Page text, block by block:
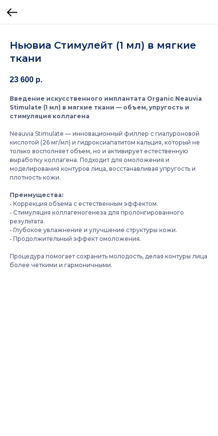
Ньювиа Стимулейт (1 мл) в мягкие
ткани
23 600 р.
Введение искусственного имплантата Organic Neauvia
Stimulate (1 мл) в мягкие ткани — объем, упругость и
стимуляция коллагена
Neauvia Stimulate — инновационный филлер с гиалуроновой
кислотой (26 мг/мл) и гидроксиапатитом кальция, который не
только восполняет объем, но и активирует естественную
выработку коллагена. Подходит для омоложения и
моделирования контуров лица, восстанавливая упругость и
плотность кожи.
Преимущества:
• Коррекция объема с естественным эффектом.
• Стимуляция коллагеногенеза для пролонгированного
результата.
• Глубокое увлажнение и улучшение структуры кожи.
• Продолжительный эффект омоложения.
Процедура помогает сохранить молодость, делая контуры лица
более четкими и гармоничными.